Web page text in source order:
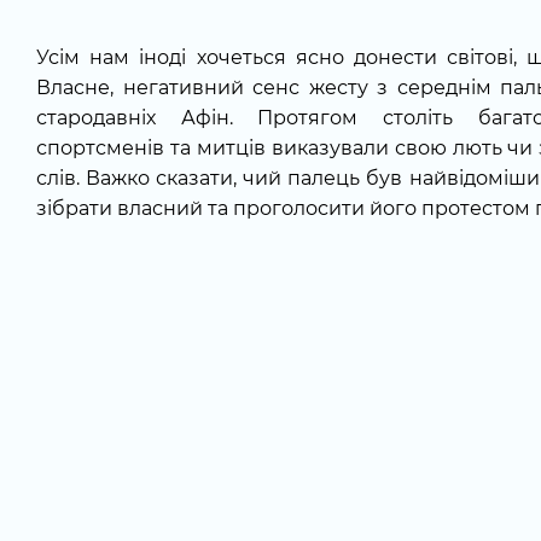
Усім нам іноді хочеться ясно донести
Власне, негативний сенс жесту з середнім
стародавніх Афін. Протягом століть
спортсменів та митців виказували свою лють
слів. Важко сказати, чий палець був
зібрати власний та проголосити його протестом